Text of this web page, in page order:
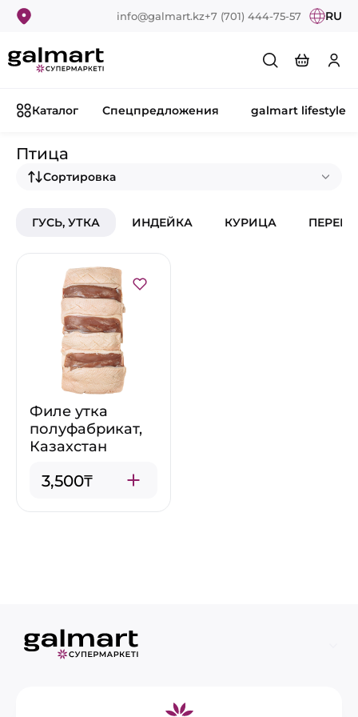
info@galmart.kz+7 (701) 444-75-57 RU
Каталог Спецпредложения galmart lifestyle
Птица
Сортировка
ГУСЬ, УТКА ИНДЕЙКА КУРИЦА
Филе утка
полуфабрикат,
Казахстан
3,500₸